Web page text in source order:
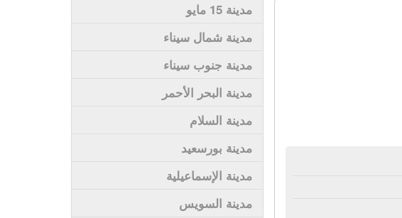
مدينة 15 مايو
مدينة شمال سيناء
مدينة جنوب سيناء
مدينة البحر الأحمر
مدينة السلام
مدينة بورسعيد
مدينة الإسماعيلية
مدينة السويس